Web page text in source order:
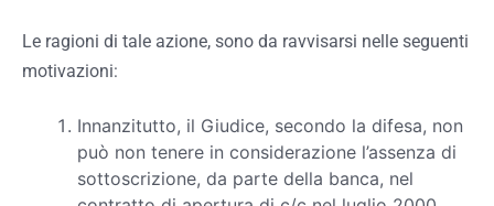
Le ragioni di tale azione, sono da ravvisarsi nelle seguenti
motivazioni:
Innanzitutto, il Giudice, secondo la difesa, non
può non tenere in considerazione l’assenza di
sottoscrizione, da parte della banca, nel